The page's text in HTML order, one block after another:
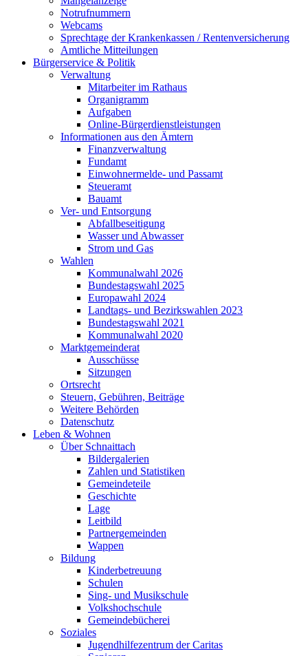
Notrufnummern
Webcams
Sprechtage der Krankenkassen / Rentenversicherung
Amtliche Mitteilungen
Bürgerservice & Politik
Verwaltung
Mitarbeiter im Rathaus
Organigramm
Aufgaben
Online-Bürgerdienstleistungen
Informationen aus den Ämtern
Finanzverwaltung
Fundamt
Einwohnermelde- und Passamt
Steueramt
Bauamt
Ver- und Entsorgung
Abfallbeseitigung
Wasser und Abwasser
Strom und Gas
Wahlen
Kommunalwahl 2026
Bundestagswahl 2025
Europawahl 2024
Landtags- und Bezirkswahlen 2023
Bundestagswahl 2021
Kommunalwahl 2020
Marktgemeinderat
Ausschüsse
Sitzungen
Ortsrecht
Steuern, Gebühren, Beiträge
Weitere Behörden
Datenschutz
Leben & Wohnen
Über Schnaittach
Bildergalerien
Zahlen und Statistiken
Gemeindeteile
Geschichte
Lage
Leitbild
Partnergemeinden
Wappen
Bildung
Kinderbetreuung
Schulen
Sing- und Musikschule
Volkshochschule
Gemeindebücherei
Soziales
Jugendhilfezentrum der Caritas